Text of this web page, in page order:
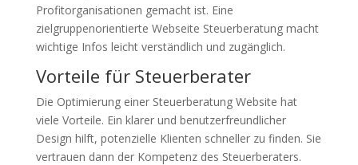
Profitorganisationen gemacht ist. Eine
zielgruppenorientierte Webseite Steuerberatung macht
wichtige Infos leicht verständlich und zugänglich.
Vorteile für Steuerberater
Die Optimierung einer Steuerberatung Website hat
viele Vorteile. Ein klarer und benutzerfreundlicher
Design hilft, potenzielle Klienten schneller zu finden. Sie
vertrauen dann der Kompetenz des Steuerberaters.